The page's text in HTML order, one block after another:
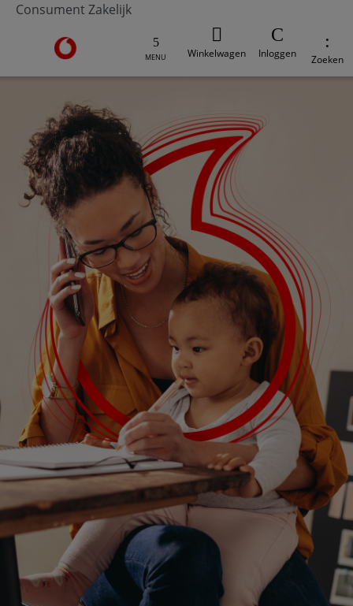
Consument Zakelijk
Ga naar de Vodafone homepage
MENU Winkelwagen Inloggen Zoeken